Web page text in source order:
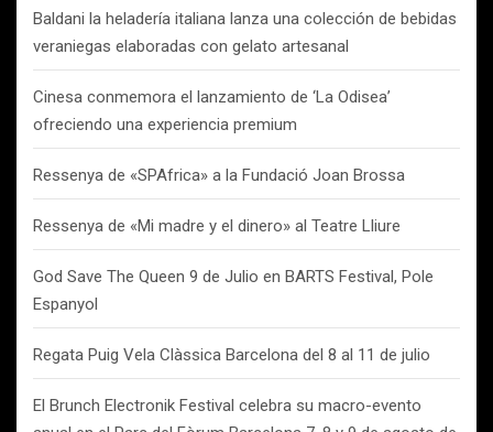
Baldani la heladería italiana lanza una colección de bebidas
veraniegas elaboradas con gelato artesanal
Cinesa conmemora el lanzamiento de ‘La Odisea’
ofreciendo una experiencia premium
Ressenya de «SPAfrica» a la Fundació Joan Brossa
Ressenya de «Mi madre y el dinero» al Teatre Lliure
God Save The Queen 9 de Julio en BARTS Festival, Pole
Espanyol
Regata Puig Vela Clàssica Barcelona del 8 al 11 de julio
El Brunch Electronik Festival celebra su macro-evento